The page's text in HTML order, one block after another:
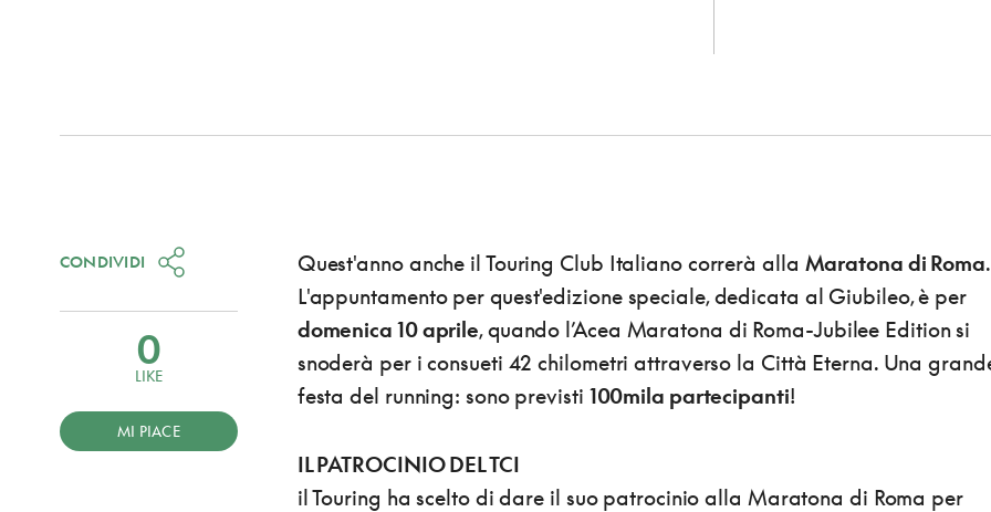
Quest'anno anche il Touring Club Italiano correrà alla Maratona di Roma.
L'appuntamento per quest'edizione speciale, dedicata al Giubileo, è per
domenica 10 aprile, quando l’Acea Maratona di Roma-Jubilee Edition si
snoderà per i consueti 42 chilometri attraverso la Città Eterna. Una
festa del running: sono previsti 100mila partecipanti!
IL PATROCINIO DEL TCI
il Touring ha scelto di dare il suo patrocinio alla Maratona di Roma per
CONDIVIDI
0
LIKE
MI PIACE